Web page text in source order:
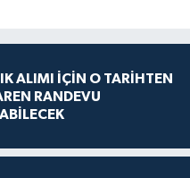
ALIMI İÇİN O TARİHTEN
RANDEVU